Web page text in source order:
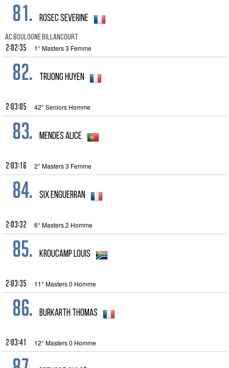
81. ROSEC SEVERINE
AC BOULOGNE BILLANCOURT
2:02:35 1° Masters 3 Femme
82. Truong Huyen
2:03:05 42° Seniors Homme
83. Mendes Alice
2:03:16 2° Masters 3 Femme
84. Six Enguerran
2:03:32 6° Masters 2 Homme
85. Kroucamp Louis
2:03:35 11° Masters 0 Homme
86. BURKARTH Thomas
2:03:41 12° Masters 0 Homme